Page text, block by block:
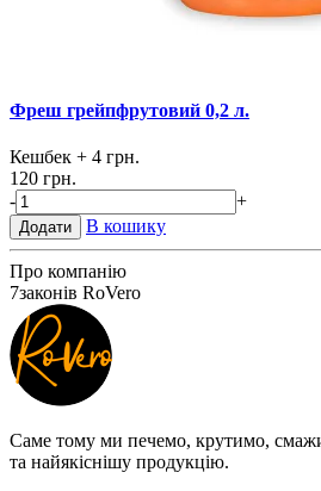
Фреш грейпфрутовий 0,2 л.
Кешбек + 4 грн.
120 грн.
-
+
Додати В кошику
Про компанію
7законів RoVero
Саме тому ми печемо, крутимо,
та найякіснішу продукцію.